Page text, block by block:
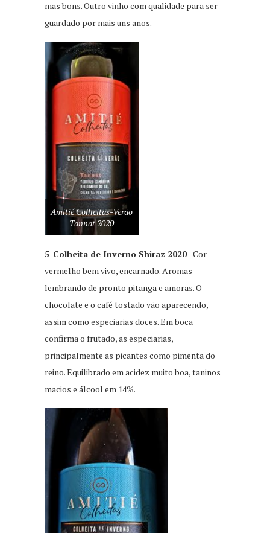
mas bons. Outro vinho com qualidade para ser
guardado por mais uns anos.
Amitié Colheitas-Verão
Tannat 2020
5-Colheita de Inverno Shiraz 2020- Cor
vermelho bem vivo, encarnado. Aromas
lembrando de pronto pitanga e amoras. O
chocolate e o café tostado vão aparecendo,
assim como especiarias doces. Em boca
confirma o frutado, as especiarias,
principalmente as picantes como pimenta do
reino. Equilibrado em acidez muito boa, taninos
macios e álcool em 14%.